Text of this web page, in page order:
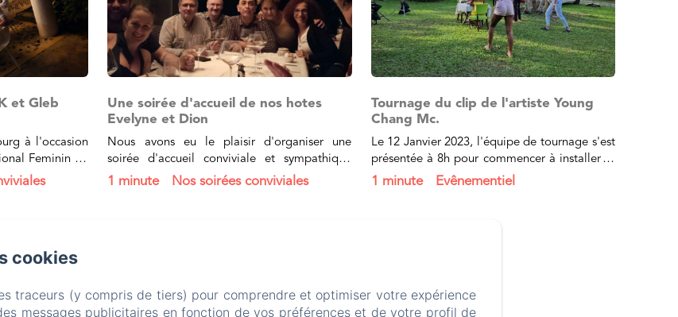
Gleb
à l'occasion
Feminin de
le plaisir...
Une soirée d'accueil de nos hotes
Evelyne et Dion
Nous avons eu le plaisir d'organiser une
soirée d'accueil conviviale et sympathique
pour nos hôtes Evelyne et Dion des Pays Bas
1 minute Nos soirées conviviales
Tournage du clip de l'artiste Young
Chang Mc.
Le 12 Janvier 2023, l'équipe de tournage s'est
présentée à 8h pour commencer à installer le
matériel. Tous très professionnels, ils ont
1 minute Evênementiel
HABITATION VILLA LES CASSIAS
1474 Chemin de Vernou, Petit Bourg, 97170, Guadeloupe
cookies
traceurs (y compris de tiers) pour comprendre et optimiser votre expérience
messages publicitaires en fonction de vos préférences et de votre profil de